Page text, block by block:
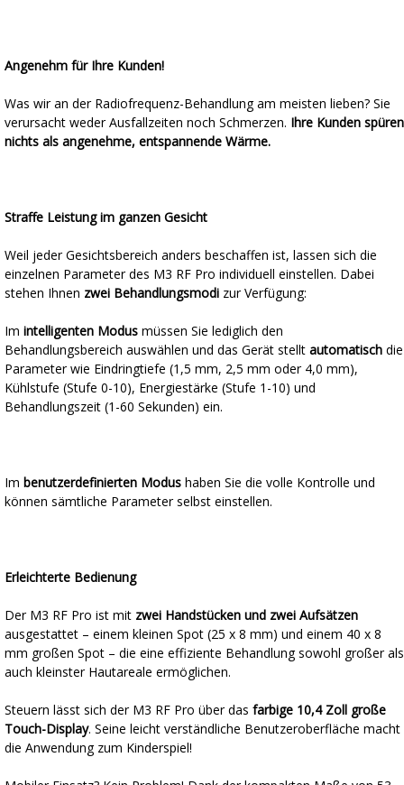
Angenehm für Ihre Kunden!
Was wir an der Radiofrequenz-Behandlung am meisten lieben? Sie
verursacht weder Ausfallzeiten noch Schmerzen. Ihre Kunden spüren
nichts als angenehme, entspannende Wärme.
Straffe Leistung im ganzen Gesicht
Weil jeder Gesichtsbereich anders beschaffen ist, lassen sich die
einzelnen Parameter des M3 RF Pro individuell einstellen. Dabei
stehen Ihnen zwei Behandlungsmodi zur Verfügung:
Im intelligenten Modus müssen Sie lediglich den
Behandlungsbereich auswählen und das Gerät stellt automatisch die
Parameter wie Eindringtiefe (1,5 mm, 2,5 mm oder 4,0 mm),
Kühlstufe (Stufe 0-10), Energiestärke (Stufe 1-10) und
Behandlungszeit (1-60 Sekunden) ein.
Im benutzerdefinierten Modus haben Sie die volle Kontrolle und
können sämtliche Parameter selbst einstellen.
Erleichterte Bedienung
Der M3 RF Pro ist mit zwei Handstücken und zwei Aufsätzen
ausgestattet – einem kleinen Spot (25 x 8 mm) und einem 40 x 8
mm großen Spot – die eine effiziente Behandlung sowohl großer als
auch kleinster Hautareale ermöglichen.
Steuern lässt sich der M3 RF Pro über das farbige 10,4 Zoll große
Touch-Display. Seine leicht verständliche Benutzeroberfläche macht
die Anwendung zum Kinderspiel!